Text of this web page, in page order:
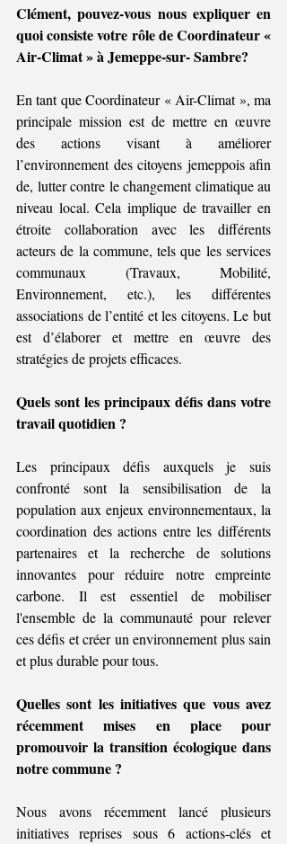
Clément, pouvez-vous nous expliquer en
quoi consiste votre rôle de Coordinateur «
Air-Climat » à Jemeppe-sur- Sambre?
En tant que Coordinateur « Air-Climat », ma
principale mission est de mettre en œuvre
des actions visant à améliorer
l’environnement des citoyens jemeppois afin
de, lutter contre le changement climatique au
niveau local. Cela implique de travailler en
étroite collaboration avec les différents
acteurs de la commune, tels que les services
communaux (Travaux, Mobilité,
Environnement, etc.), les différentes
associations de l’entité et les citoyens. Le but
est d’élaborer et mettre en œuvre des
stratégies de projets efficaces.
Quels sont les principaux défis dans votre
travail quotidien ?
Les principaux défis auxquels je suis
confronté sont la sensibilisation de la
population aux enjeux environnementaux, la
coordination des actions entre les différents
partenaires et la recherche de solutions
innovantes pour réduire notre empreinte
carbone. Il est essentiel de mobiliser
l'ensemble de la communauté pour relever
ces défis et créer un environnement plus sain
et plus durable pour tous.
Quelles sont les initiatives que vous avez
récemment mises en place pour
promouvoir la transition écologique dans
notre commune ?
Nous avons récemment lancé plusieurs
initiatives reprises sous 6 actions-clés et